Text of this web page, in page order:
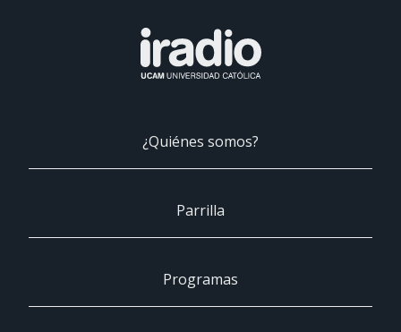
¿Quiénes somos?
Parrilla
Programas